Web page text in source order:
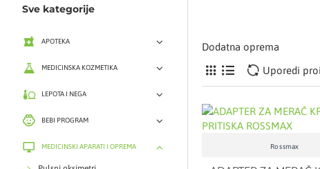
Sve kategorije
APOTEKA
MEDICINSKA KOZMETIKA
LEPOTA I NEGA
BEBI PROGRAM
MEDICINSKI APARATI I OPREMA
Dodatna oprema
Uporedi
Rossmax